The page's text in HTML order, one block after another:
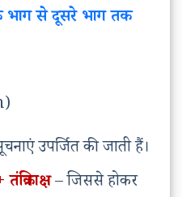
भाग से दूसरे भाग तक
उपर्जित की जाती हैं।
– जिससे होकर